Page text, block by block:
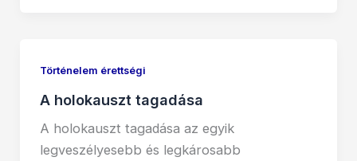
Történelem érettségi
A holokauszt tagadása
A holokauszt tagadása az egyik
legveszélyesebb és legkárosabb